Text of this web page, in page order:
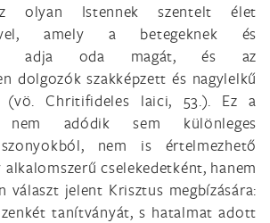
olyan Istennek szentelt élet
amely a betegeknek és
adja oda magát, és az
dolgozók szakképzett és nagylelkű
(vö. Chritifideles laici, 53.). Ez a
nem adódik sem különleges
nem is értelmezhető
cselekedetként, hanem
választ jelent Krisztus megbízására:
tanítványát, s hatalmat adott